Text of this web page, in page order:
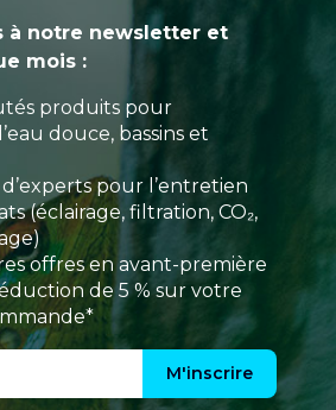
à notre newsletter et
mois :
produits pour
douce, bassins et
d’experts pour l’entretien
(éclairage, filtration, CO₂,
offres en avant-première
de 5 % sur votre
M'inscrire